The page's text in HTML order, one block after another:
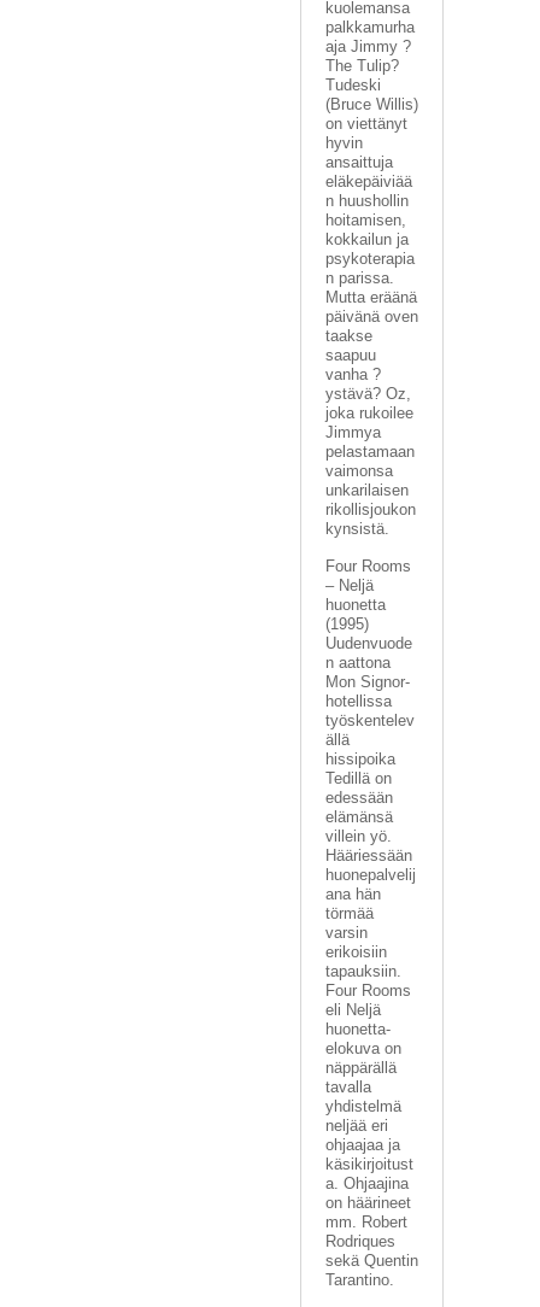
kuolemansa
palkkamurha
aja Jimmy ?
The Tulip?
Tudeski
(Bruce Willis)
on viettänyt
hyvin
ansaittuja
eläkepäiviää
n huushollin
hoitamisen,
kokkailun ja
psykoterapia
n parissa.
Mutta eräänä
päivänä oven
taakse
saapuu
vanha ?
ystävä? Oz,
joka rukoilee
Jimmya
pelastamaan
vaimonsa
unkarilaisen
rikollisjoukon
kynsistä.
Four Rooms
– Neljä
huonetta
(1995)
Uudenvuode
n aattona
Mon Signor-
hotellissa
työskentelev
ällä
hissipoika
Tedillä on
edessään
elämänsä
villein yö.
Hääriessään
huonepalvelij
ana hän
törmää
varsin
erikoisiin
tapauksiin.
Four Rooms
eli Neljä
huonetta-
elokuva on
näppärällä
tavalla
yhdistelmä
neljää eri
ohjaajaa ja
käsikirjoitust
a. Ohjaajina
on häärineet
mm. Robert
Rodriques
sekä Quentin
Tarantino.